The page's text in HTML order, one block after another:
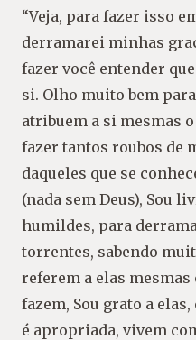
“Veja, para fazer isso
derramarei minhas
fazer você entender
si. Olho muito bem
atribuem a si mesmas
fazer tantos roubos de
daqueles que se
(nada sem Deus), Sou
humildes, para
torrentes, sabendo
referem a elas mesmas
fazem, Sou grato a
é apropriada, vivem